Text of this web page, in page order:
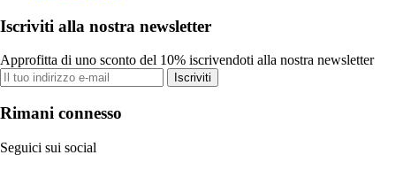
Iscriviti alla nostra newsletter
Approfitta di uno sconto del 10% iscrivendoti alla nostra newsletter
Iscriviti
Rimani connesso
Seguici sui social